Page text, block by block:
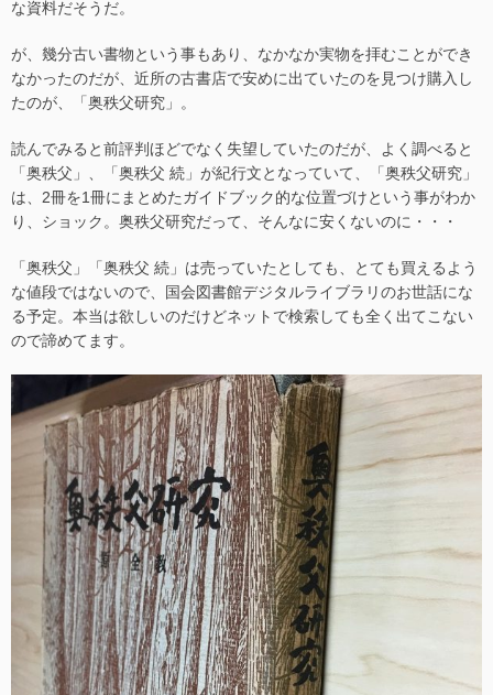
な資料だそうだ。
が、幾分古い書物という事もあり、なかなか実物を拝むことができ
なかったのだが、近所の古書店で安めに出ていたのを見つけ購入し
たのが、「奥秩父研究」。
読んでみると前評判ほどでなく失望していたのだが、よく調べると
「奥秩父」、「奥秩父 続」が紀行文となっていて、「奥秩父研究」
は、2冊を1冊にまとめたガイドブック的な位置づけという事がわか
り、ショック。奥秩父研究だって、そんなに安くないのに・・・
「奥秩父」「奥秩父 続」は売っていたとしても、とても買えるよう
な値段ではないので、国会図書館デジタルライブラリのお世話にな
る予定。本当は欲しいのだけどネットで検索しても全く出てこない
ので諦めてます。